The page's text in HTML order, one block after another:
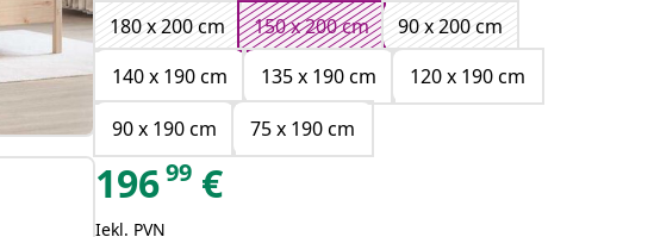
180 x 200 cm
150 x 200 cm
90 x 200 cm
140 x 190 cm
135 x 190 cm
120 x 190 cm
90 x 190 cm
75 x 190 cm
19699 €
Iekļ. PVN